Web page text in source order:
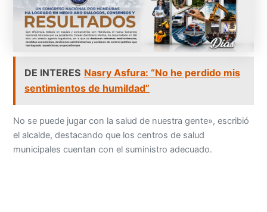
DE INTERES Nasry Asfura: “No he perdido mis
sentimientos de humildad”
No se puede jugar con la salud de nuestra gente», escribió
el alcalde, destacando que los centros de salud
municipales cuentan con el suministro adecuado.